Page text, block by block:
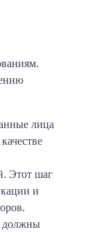
лица
Этот шаг
и
должны